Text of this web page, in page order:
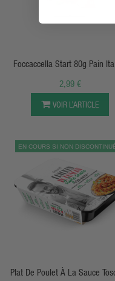
Foccaccella Start 80g Pain
2,99 €
VOIR L’ARTICLE
EN COURS SI NON
Plat De Poulet À La Sauce